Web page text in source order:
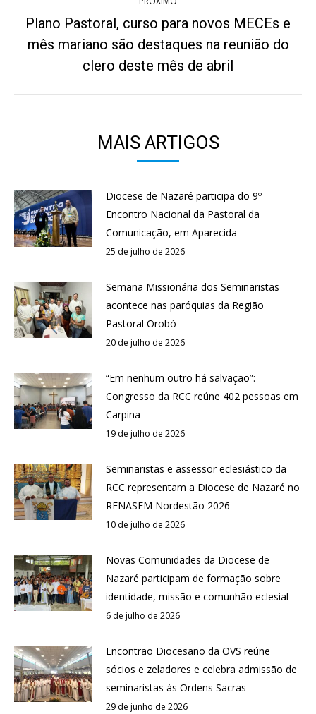
Próximo
post:
Plano Pastoral, curso para novos MECEs e
mês mariano são destaques na reunião do
clero deste mês de abril
MAIS ARTIGOS
Diocese de Nazaré participa do 9º
Encontro Nacional da Pastoral da
Comunicação, em Aparecida
25 de julho de 2026
Semana Missionária dos Seminaristas
acontece nas paróquias da Região
Pastoral Orobó
20 de julho de 2026
“Em nenhum outro há salvação”:
Congresso da RCC reúne 402 pessoas em
Carpina
19 de julho de 2026
Seminaristas e assessor eclesiástico da
RCC representam a Diocese de Nazaré no
RENASEM Nordestão 2026
10 de julho de 2026
Novas Comunidades da Diocese de
Nazaré participam de formação sobre
identidade, missão e comunhão eclesial
6 de julho de 2026
Encontrão Diocesano da OVS reúne
sócios e zeladores e celebra admissão de
seminaristas às Ordens Sacras
29 de junho de 2026